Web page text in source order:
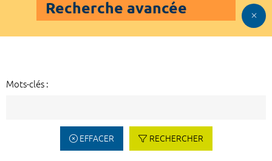
Recherche avancée
Mots-clés :
EFFACER RECHERCHER